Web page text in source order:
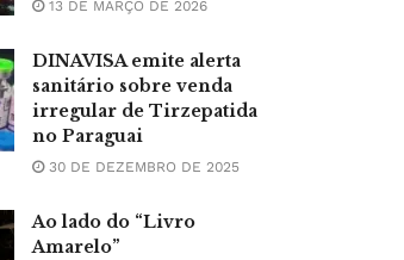
13 DE MARÇO DE 2026
DINAVISA emite alerta
sanitário sobre venda
irregular de Tirzepatida
no Paraguai
30 DE DEZEMBRO DE 2025
Ao lado do “Livro
Amarelo”